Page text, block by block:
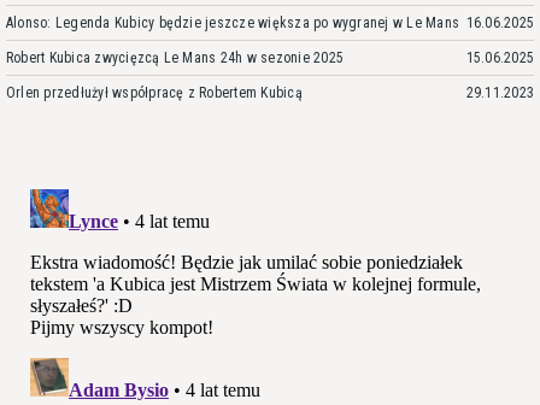
Alonso: Legenda Kubicy będzie jeszcze większa po wygranej w Le Mans 16.06.2025
Robert Kubica zwycięzcą Le Mans 24h w sezonie 2025 15.06.2025
Orlen przedłużył współpracę z Robertem Kubicą 29.11.2023